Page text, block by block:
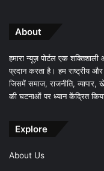
About
हमारा न्यूज़ पोर्टल एक
प्रदान करता है। हम राष्ट्रीय
जिसमें समाज, राजनीति, व्यापार,
की घटनाओं पर ध्यान केंद्रित
Explore
About Us